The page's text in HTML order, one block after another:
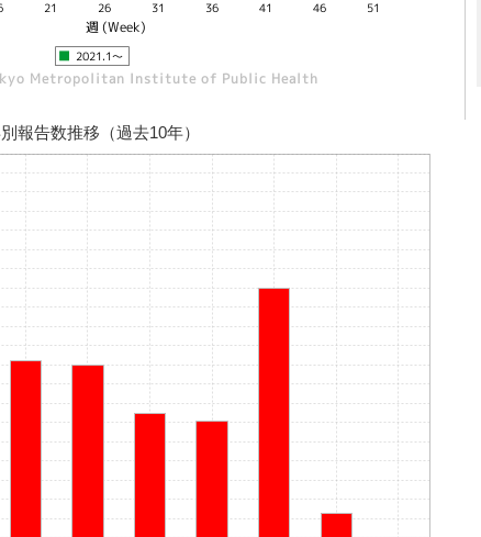
報告数推移（過去10年）